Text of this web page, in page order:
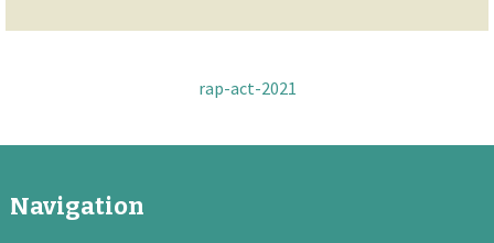
rap-act-2021
Navigation